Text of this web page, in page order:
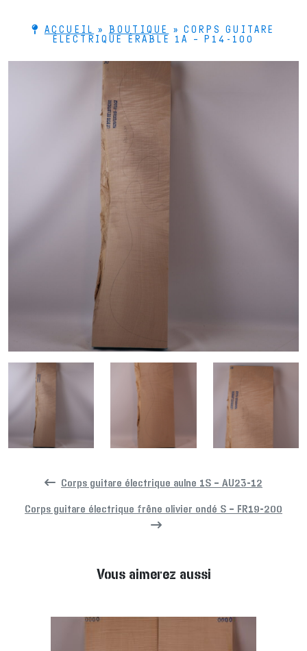
ACCUEIL » BOUTIQUE »CORPS GUITARE
ÉLECTRIQUE ÉRABLE 1A – P14-100
Corps guitare électrique aulne 1S – AU23-12
Corps guitare électrique frêne olivier ondé S – FR19-200
Vous aimerez aussi